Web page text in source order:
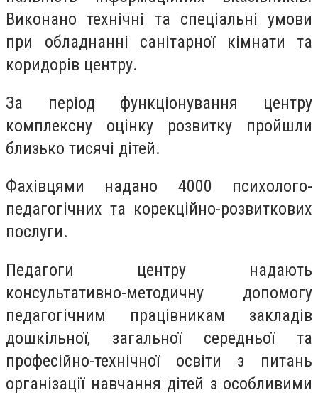
Виконано технічні та спеціальні умови
при обладнанні санітарної кімнати та
коридорів центру.
За період функціонування центру
комплексну оцінку розвитку пройшли
близько тисячі дітей.
Фахівцями надано 4000 психолого-
педагогічних та корекційно-розвиткових
послуги.
Педагоги центру надають
консультативно-методичну допомогу
педагогічним працівникам закладів
дошкільної, загальної середньої та
професійно-технічної освіти з питань
організації навчання дітей з особливими